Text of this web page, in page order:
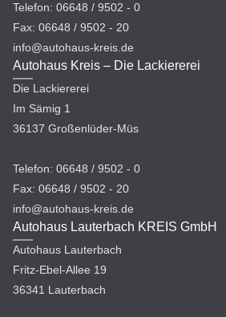
Telefon: 06648 / 9502 - 0
Fax: 06648 / 9502 - 20
info@autohaus-kreis.de
Autohaus Kreis – Die Lackiererei
Die Lackiererei
Im Sämig 1
36137 Großenlüder-Müs
Telefon: 06648 / 9502 - 0
Fax: 06648 / 9502 - 20
info@autohaus-kreis.de
Autohaus Lauterbach KREIS GmbH
Autohaus Lauterbach
Fritz-Ebel-Allee 19
36341 Lauterbach